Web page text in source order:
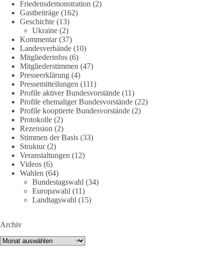
point_righthttps://diebasis-he.de/umfrage-des-monats-august-
2026/point_left
🟩🟩🟦🟦🟥🟥🟧🟧
Quelle:#section-6092974" target="_blank"
rel="noreferrer">https://www.bmvg.de/de/grundlagendokume
nte-strategische-ausrichtung#section
#dieBasis #Umfrage #Verteidigung #Bundeswehr
659 669 26
DieBasis
24 Stunden zuvor
💧 Wasser ist kein globales Experiment
Mariana Mazzucato ist Beraterin und Rednerin des World
Economic Forum (WEF). In ihrer Rede zu globalen
Herausforderungen sprach sie sich 2022 dafür aus, bestimmte
Friedensdemonstration (2)
Gastbeiträge (162)
Geschichte (13)
Ukraine (2)
Kommentar(37)
Landesverbände (10)
Mitgliederinfos (6)
Mitgliederstimmen (47)
Presseerklärung (4)
Pressemitteilungen (111)
Profile aktiver Bundesvorstände (11)
Profile ehemaliger Bundesvorstände (22)
Profile kooptierte Bundesvorstände (2)
Protokolle (2)
Rezension (2)
Stimmen der Basis (33)
Struktur(2)
Veranstaltungen (12)
Videos (6)
Wahlen (64)
Bundestagswahl (34)
Europawahl (11)
Landtagswahl (15)
Archiv
Archiv